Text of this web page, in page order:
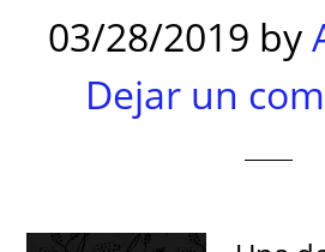
03/28/2019 by
Dejar un